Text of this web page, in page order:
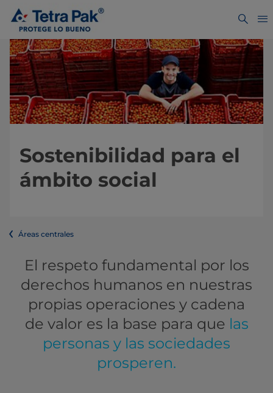
Sostenibilidad para el
ámbito social
Áreas centrales
El respeto fundamental por los
derechos humanos en nuestras
propias operaciones y cadena
de valor es la base para que las
personas y las sociedades
prosperen.